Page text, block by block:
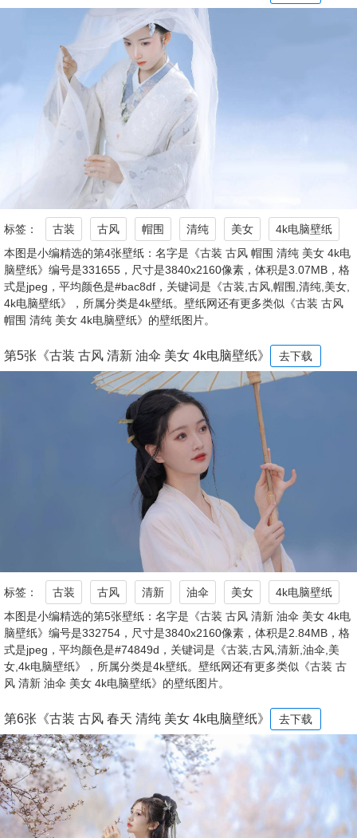
标签： 古装 古风 帽围 清纯 美女
4k电脑壁纸
本图是小编精选的第4张壁纸：名字是《古装 古风 帽围 清纯 美女 4k电
脑壁纸》编号是331655，尺寸是3840x2160像素，体积是3.07MB，格
式是jpeg，平均颜色是#bac8df，关键词是《古装,古风,帽围,清纯,美女,
4k电脑壁纸》，所属分类是4k壁纸。壁纸网还有更多类似《古装 古风
帽围 清纯 美女 4k电脑壁纸》的壁纸图片。
第5张《古装 古风 清新 油伞 美女 4k电脑壁纸》 去下载
标签： 古装 古风 清新 油伞 美女
4k电脑壁纸
本图是小编精选的第5张壁纸：名字是《古装 古风 清新 油伞 美女 4k电
脑壁纸》编号是332754，尺寸是3840x2160像素，体积是2.84MB，格
式是jpeg，平均颜色是#74849d，关键词是《古装,古风,清新,油伞,美
女,4k电脑壁纸》，所属分类是4k壁纸。壁纸网还有更多类似《古装 古
风 清新 油伞 美女 4k电脑壁纸》的壁纸图片。
第6张《古装 古风 春天 清纯 美女 4k电脑壁纸》 去下载